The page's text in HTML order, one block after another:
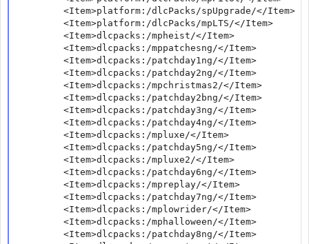
        <Item>platform:/dlcPacks/spUpgrade/</Item>
        <Item>platform:/dlcPacks/mpLTS/</Item>
        <Item>dlcpacks:/mpheist/</Item>
        <Item>dlcpacks:/mppatchesng/</Item>
        <Item>dlcpacks:/patchday1ng/</Item>
        <Item>dlcpacks:/patchday2ng/</Item>
        <Item>dlcpacks:/mpchristmas2/</Item>
        <Item>dlcpacks:/patchday2bng/</Item>
        <Item>dlcpacks:/patchday3ng/</Item>
        <Item>dlcpacks:/patchday4ng/</Item>
        <Item>dlcpacks:/mpluxe/</Item>
        <Item>dlcpacks:/patchday5ng/</Item>
        <Item>dlcpacks:/mpluxe2/</Item>
        <Item>dlcpacks:/patchday6ng/</Item>
        <Item>dlcpacks:/mpreplay/</Item>
        <Item>dlcpacks:/patchday7ng/</Item>
        <Item>dlcpacks:/mplowrider/</Item>
        <Item>dlcpacks:/mphalloween/</Item>
        <Item>dlcpacks:/patchday8ng/</Item>